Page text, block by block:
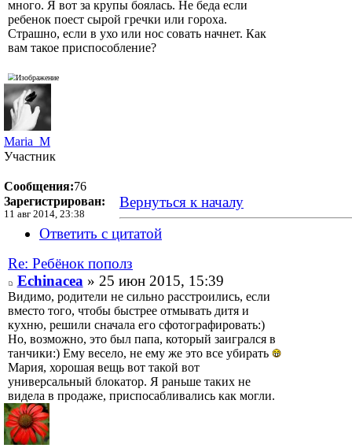
много. Я вот за крупы боялась. Не беда если
ребенок поест сырой гречки или гороха.
Страшно, если в ухо или нос совать начнет. Как
вам такое приспособление?
Maria_M
Участник
Сообщения:76
Зарегистрирован:
11 авг 2014, 23:38
Вернуться к началу
Ответить с цитатой
Re: Ребёнок пополз
Echinacea » 25 июн 2015, 15:39
Видимо, родители не сильно расстроились, если
вместо того, чтобы быстрее отмывать дитя и
кухню, решили сначала его сфотографировать:)
Но, возможно, это был папа, который заигрался в
танчики:) Ему весело, не ему же это все убирать
Мария, хорошая вещь вот такой вот
универсальный блокатор. Я раньше таких не
видела в продаже, приспосабливались как могли.